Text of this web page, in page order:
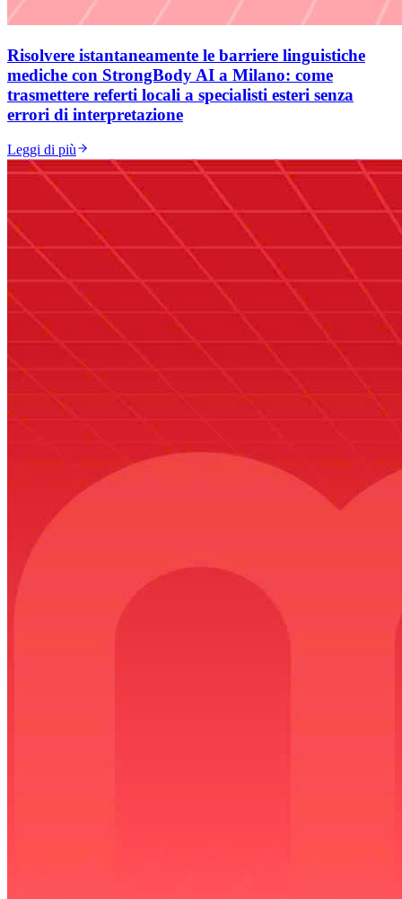
Risolvere istantaneamente le barriere linguistiche
mediche con StrongBody AI a Milano: come
trasmettere referti locali a specialisti esteri senza
errori di interpretazione
Leggi di più